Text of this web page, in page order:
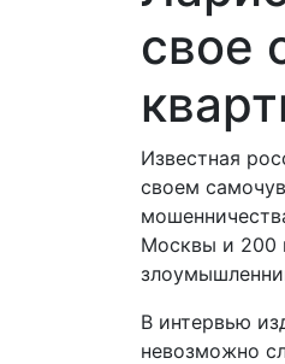
свое
Известная
своем
Москвы и 200
В интервью
невозможно